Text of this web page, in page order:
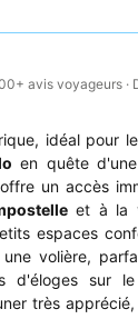
avis voyageurs ·
idéal pour
en quête
un accès
et à la
espaces
volière,
d'éloges sur le
très